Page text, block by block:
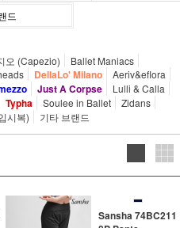
드
오 (Capezio)
Ballet Maniacs
DellaLo' Milano
Aeriv&eflora
Just A Corpse
Lulli & Calla
Typha Soulee in Ballet Zidans
시복) 기타 브랜드
Sansha 74BC211